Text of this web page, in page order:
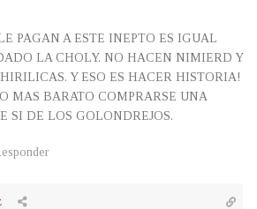
PAGAN A ESTE INEPTO ES IGUAL
LA CHOLY. NO HACEN NIMIERD Y
Y ESO ES HACER HISTORIA!
MAS BARATO COMPRARSE UNA
SI DE LOS GOLONDREJOS.